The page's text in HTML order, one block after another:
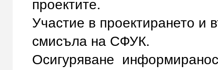
Участие в проектирането и
смисъла на СФУК.
Осигуряване